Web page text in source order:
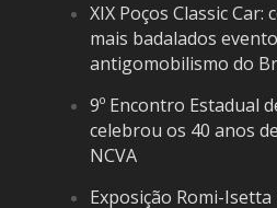
XIX Poços Classic
mais badalados
antigomobilismo do
9º Encontro Estadual
celebrou os 40 anos
NCVA
Exposição Romi-Isetta